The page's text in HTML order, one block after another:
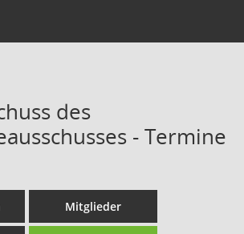
des
- Termine
Mitglieder